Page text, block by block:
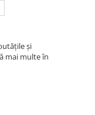
și
mai multe în